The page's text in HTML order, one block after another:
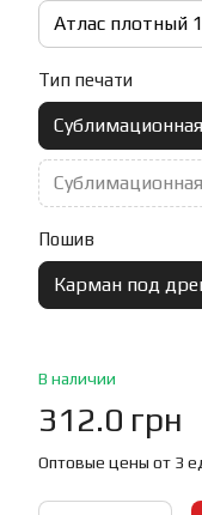
Атлас плотный
Тип печати
Пошив
Карман под
В наличии
312.0 грн
Оптовые цены от 3